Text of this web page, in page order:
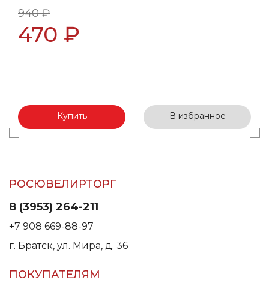
940 ₽
470 ₽
Купить В избранное
РОСЮВЕЛИРТОРГ
8 (3953) 264-211
+7 908 669-88-97
г. Братск, ул. Мира, д. 36
ПОКУПАТЕЛЯМ